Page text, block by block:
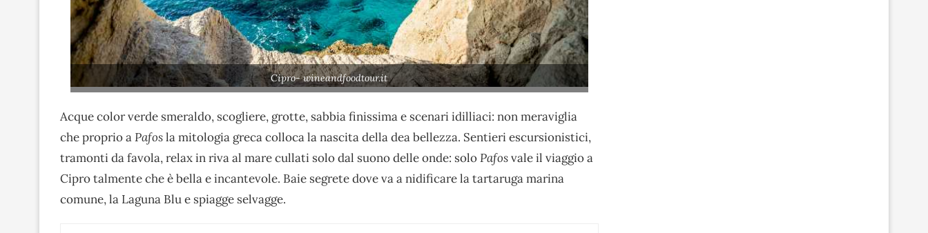
Cipro- wineandfoodtour.it
Acque color verde smeraldo, scogliere, grotte, sabbia finissima e scenari idilliaci: non meraviglia
che proprio aPafosla mitologia greca colloca la nascita della dea bellezza. Sentieri escursionistici,
tramonti da favola, relax in riva al mare cullati solo dal suono delle onde: soloPafosvale il viaggio a
Cipro talmente che è bella e incantevole. Baie segrete dove va a nidificare la tartaruga marina
comune, la Laguna Blu e spiagge selvagge.